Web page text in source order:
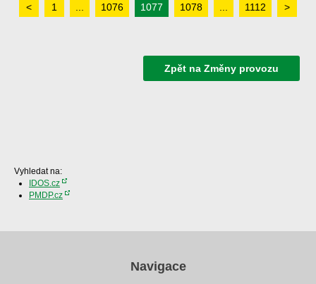
< 1 1076 1077 1078 1112 >
Zpět na Změny provozu
Vyhledat na:
IDOS.cz
PMDP.cz
Navigace